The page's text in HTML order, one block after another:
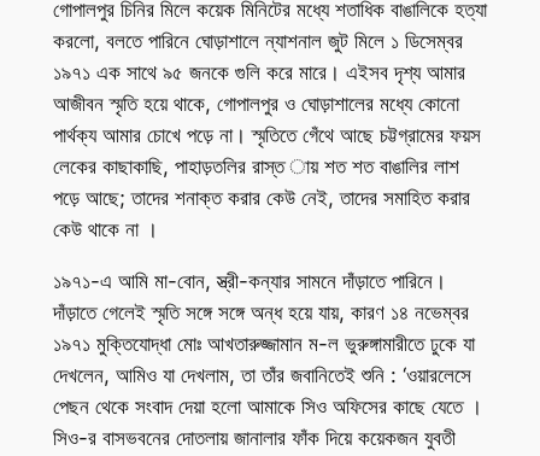
গোপালপুর চিনির মিলে কয়েক মিনিটের মধ্যে শতাধিক বাঙালিকে হত্যা
করলো, বলতে পারিনে ঘোড়াশালে ন্যাশনাল জুট মিলে ১ ডিসেম্বর
১৯৭১ এক সাথে ৯৫ জনকে গুলি করে মারে। এইসব দৃশ্য আমার
আজীবন স্মৃতি হয়ে থাকে, গোপালপুর ও ঘোড়াশালের মধ্যে কোনো
পার্থক্য আমার চোখে পড়ে না। স্মৃতিতে গেঁথে আছে চট্টগ্রামের ফয়স
লেকের কাছাকাছি, পাহাড়তলির রাস্ত ায় শত শত বাঙালির লাশ
পড়ে আছে; তাদের শনাক্ত করার কেউ নেই, তাদের সমাহিত করার
কেউ থাকে না ।
১৯৭১-এ আমি মা-বোন, স্ত্রী-কন্যার সামনে দাঁড়াতে পারিনে।
দাঁড়াতে গেলেই স্মৃতি সঙ্গে সঙ্গে অন্ধ হয়ে যায়, কারণ ১৪ নভেম্বর
১৯৭১ মুক্তিযোদ্ধা মোঃ আখতারুজ্জামান ম-ল ভুরুঙ্গামারীতে ঢুকে যা
দেখলেন, আমিও যা দেখলাম, তা তাঁর জবানিতেই শুনি : ‘ওয়ারলেসে
পেছন থেকে সংবাদ দেয়া হলো আমাকে সিও অফিসের কাছে যেতে ।
সিও-র বাসভবনের দোতলায় জানালার ফাঁক দিয়ে কয়েকজন যুবতী